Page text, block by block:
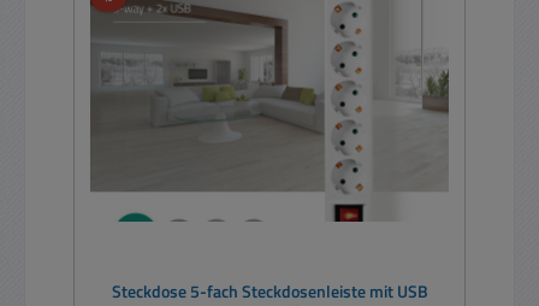
Steckdose 5-fach Steckdosenleiste mit USB